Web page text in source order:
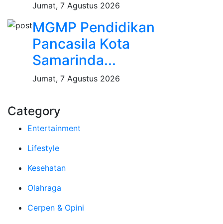
Jumat, 7 Agustus 2026
MGMP Pendidikan
Pancasila Kota
Samarinda...
Jumat, 7 Agustus 2026
Category
Entertainment
Lifestyle
Kesehatan
Olahraga
Cerpen & Opini